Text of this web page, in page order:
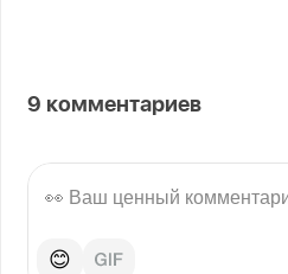
9 комментариев
😊